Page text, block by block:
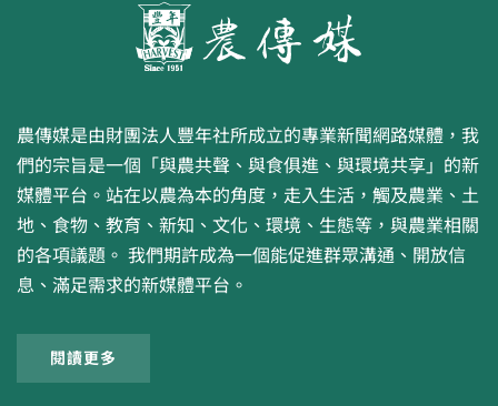
農傳媒是由財團法人豐年社所成立的專業新聞網路媒體，我
們的宗旨是一個「與農共聲、與食俱進、與環境共享」的新
媒體平台。站在以農為本的角度，走入生活，觸及農業、土
地、食物、教育、新知、文化、環境、生態等，與農業相關
的各項議題。 我們期許成為一個能促進群眾溝通、開放信
息、滿足需求的新媒體平台。
閱讀更多